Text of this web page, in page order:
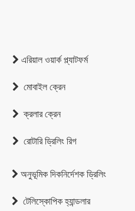
 এরিয়াল ওয়ার্ক প্ল্যাটফর্ম
 মোবাইল ক্রেন
ক্রলার ক্রেন
 রোটারি ড্রিলিং রিগ
 অনুভূমিক দিকনির্দেশক ড্রিলিং
 টেলিস্কোপিক হ্যান্ডলার